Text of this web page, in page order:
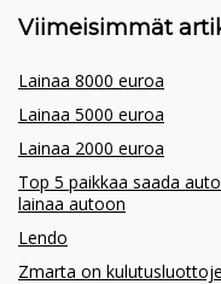
Viimeisimmät
Lainaa 8000 euroa
Lainaa 5000 euroa
Lainaa 2000 euroa
Top 5 paikkaa saada
lainaa autoon
Lendo
Zmarta on